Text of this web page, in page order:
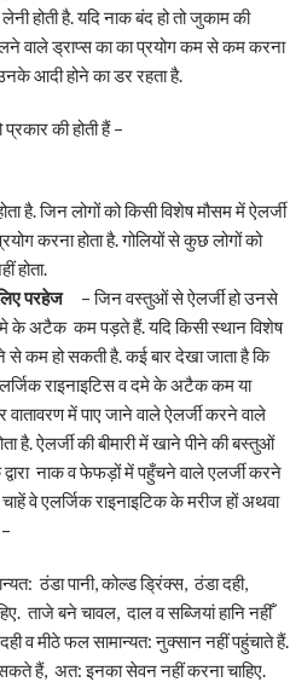
होती है. यदि नाक बंद हो तो जुकाम की
वाले ड्राप्स का का प्रयोग कम से कम करना
आदी होने का डर रहता है.
की होती हैं –
है. जिन लोगों को किसी विशेष मौसम में ऐलर्जी
करना होता है. गोलियों से कुछ लोगों को
होता.
परहेज– जिन वस्तुओं से ऐलर्जी हो उनसे
के अटैक कम पड़ते हैं. यदि किसी स्थान विशेष
कम हो सकती है. कई बार देखा जाता है कि
राइनाइटिस व दमे के अटैक कम या
में पाए जाने वाले ऐलर्जी करने वाले
है. ऐलर्जी की बीमारी में खाने पीने की बस्तुओं
नाक व फेफड़ों में पहुँचने वाले एलर्जी करने
वे एलर्जिक राइनाइटिक के मरीज हों अथवा
ठंडा पानी, कोल्ड ड्रिंक्स, ठंडा दही,
ताजे बने चावल, दाल व सब्जियां हानि नहीँ
व मीठे फल सामान्यत: नुक्सान नहीं पहुंचाते हैं.
हैं, अत: इनका सेवन नहीं करना चाहिए.